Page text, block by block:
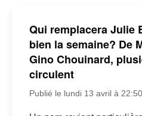
Qui remplacera Julie
bien la semaine? De
Gino Chouinard,
circulent
Publié le lundi 13 avril à 22:50